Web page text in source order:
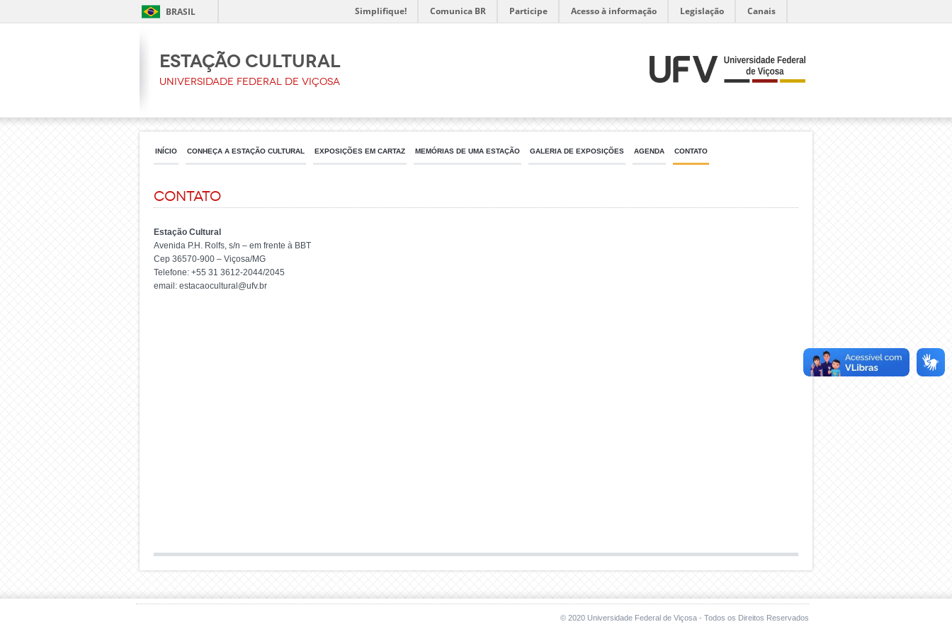
BRASIL Simplifique! Comunica BR Participe Acesso à informação Legislação Canais
Estação Cultural
Universidade Federal de Viçosa
INÍCIO CONHEÇA A ESTAÇÃO CULTURAL EXPOSIÇÕES EM CARTAZ MEMÓRIAS DE UMA ESTAÇÃO GALERIA DE EXPOSIÇÕES AGENDA CONTATO
Contato
Estação Cultural
Avenida P.H. Rolfs, s/n – em frente à BBT
Cep 36570-900 – Viçosa/MG
Telefone: +55 31 3612-2044/2045
email: estacaocultural@ufv.br
© 2020 Universidade Federal de Viçosa - Todos os Direitos Reservados